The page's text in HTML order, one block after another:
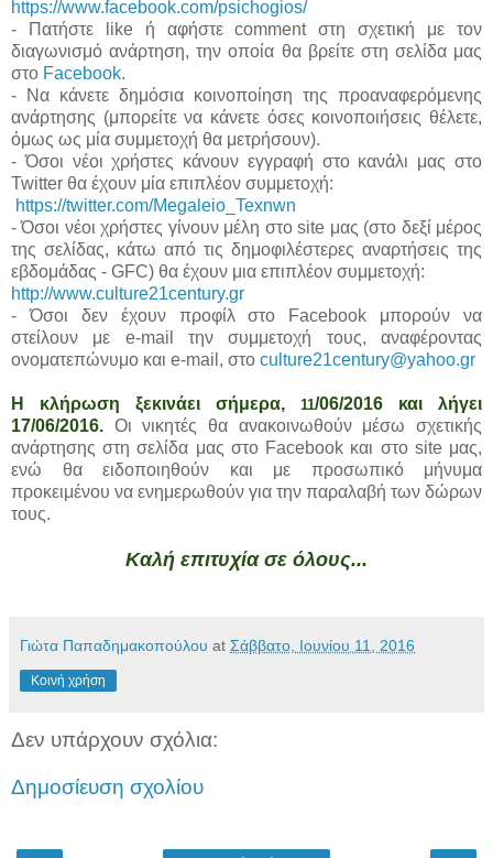
https://www.facebook.com/psichogios/
- Πατήστε like ή αφήστε comment στη σχετική με τον
διαγωνισμό ανάρτηση, την οποία θα βρείτε στη σελίδα μας
στο Facebook.
- Να κάνετε δημόσια κοινοποίηση της προαναφερόμενης
ανάρτησης (μπορείτε να κάνετε όσες κοινοποιήσεις θέλετε,
όμως ως μία συμμετοχή θα μετρήσουν).
- Όσοι νέοι χρήστες κάνουν εγγραφή στο κανάλι μας στο
Twitter θα έχουν μία επιπλέον συμμετοχή:
https://twitter.com/Megaleio_Texnwn
- Όσοι νέοι χρήστες γίνουν μέλη στο site μας (στο δεξί μέρος
της σελίδας, κάτω από τις δημοφιλέστερες αναρτήσεις της
εβδομάδας - GFC) θα έχουν μια επιπλέον συμμετοχή:
http://www.culture21century.gr
- Όσοι δεν έχουν προφίλ στο Facebook μπορούν να
στείλουν με e-mail την συμμετοχή τους, αναφέροντας
ονοματεπώνυμο και e-mail, στο culture21century@yahoo.gr
Η κλήρωση ξεκινάει σήμερα, 11/06/2016 και λήγει
17/06/2016. Οι νικητές θα ανακοινωθούν μέσω σχετικής
ανάρτησης στη σελίδα μας στο Facebook και στο site μας,
ενώ θα ειδοποιηθούν και με προσωπικό μήνυμα
προκειμένου να ενημερωθούν για την παραλαβή των δώρων
τους.
Καλή επιτυχία σε όλους...
Γιώτα Παπαδημακοπούλου at Σάββατο, Ιουνίου 11, 2016
Κοινή χρήση
Δεν υπάρχουν σχόλια:
Δημοσίευση σχολίου